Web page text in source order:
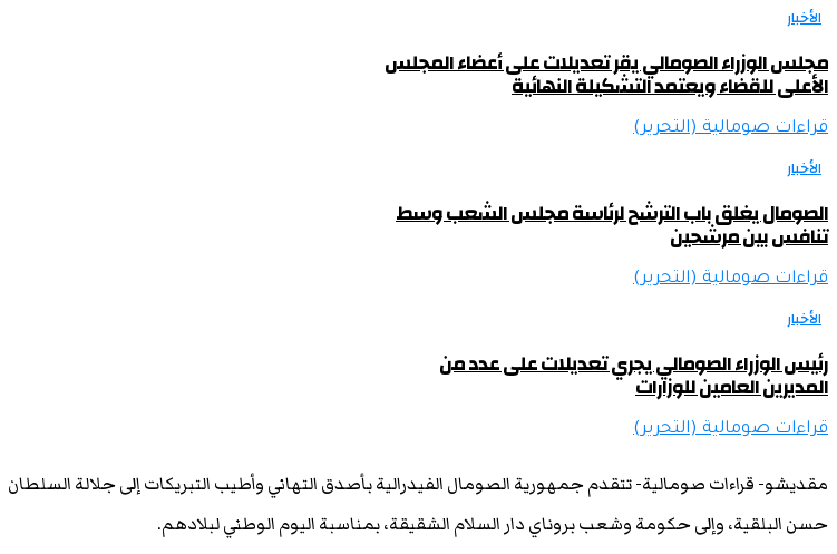
الأخبار
مجلس الوزراء الصومالي يقر تعديلات على أعضاء المجلس
الأعلى للقضاء ويعتمد التشكيلة النهائية
قراءات صومالية (التحرير)
الأخبار
الصومال يغلق باب الترشح لرئاسة مجلس الشعب وسط
تنافس بين مرشحين
قراءات صومالية (التحرير)
الأخبار
رئيس الوزراء الصومالي يجري تعديلات على عدد من
المديرين العامين للوزارات
قراءات صومالية (التحرير)
مقديشو- قراءات صومالية- تتقدم جمهورية الصومال الفيدرالية بأصدق التهاني وأطيب التبريكات إلى جلالة السلطان
حسن البلقية، وإلى حكومة وشعب بروناي دار السلام الشقيقة، بمناسبة اليوم الوطني لبلادهم.